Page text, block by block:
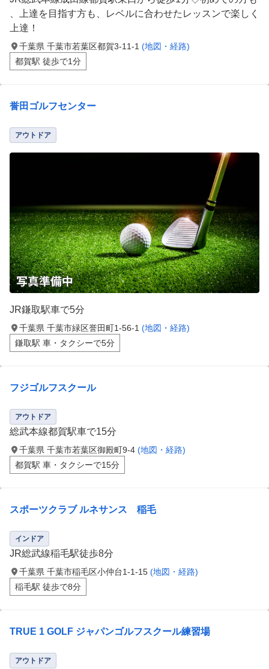
、上達を目指す方も、レベルに合わせたレッスンで楽しく
上達！
千葉県 千葉市若葉区都賀3-11-1 (地図・経路)
都賀駅 徒歩で1分
誉田ゴルフセンター
アウトドア
JR鎌取駅車で5分
千葉県 千葉市緑区誉田町1-56-1 (地図・経路)
鎌取駅 車・タクシーで5分
フジゴルフスクール
アウトドア
総武本線都賀駅車で15分
千葉県 千葉市若葉区御殿町9-4 (地図・経路)
都賀駅 車・タクシーで15分
スポーツクラブ ルネサンス 稲毛
インドア
JR総武線稲毛駅徒歩8分
千葉県 千葉市稲毛区小仲台1-1-15 (地図・経路)
稲毛駅 徒歩で8分
TRUE 1 GOLF ジャパンゴルフスクール練習場
アウトドア